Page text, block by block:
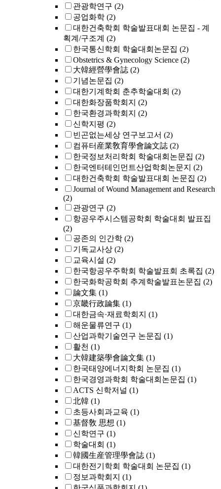
관광학연구 (2)
공업화학 (2)
대한건축학회 학술발표대회 논문집 - 계
획계/구조계 (2)
한국통신학회 학술대회논문집 (2)
Obstetrics & Gynecology Science (2)
大韓經營學會誌 (2)
기념논문집 (2)
대한기계학회 춘추학술대회 (2)
대한화장품학회지 (2)
한국환경과학회지 (2)
신학지평 (2)
빈곤없는세상 연구보고서 (2)
컴퓨터産業敎育學會論文誌 (2)
한국정보처리학회 학술대회논문집 (2)
한국엔터테인먼트산업학회논문지 (2)
대한건축학회 학술발표대회 논문집 (2)
Journal of Wound Management and Research
(2)
관광연구 (2)
항공우주시스템공학회 학술대회 발표집
(2)
공존의 인간학 (2)
기독교사상 (2)
교육시설 (2)
한국항공우주학회 학술발표회 초록집 (2)
한국화학공학회 추계학술발표논문집 (2)
論文集 (1)
京畿行政論集 (1)
대한금속·재료학회지 (1)
해운물류연구 (1)
산업과학기술연구 논문집 (1)
활천 (1)
大韓建築學會論文集 (1)
한국태양에너지학회 논문집 (1)
한국경영과학회 학술대회논문집 (1)
ACTS 신학저널 (1)
北韓 (1)
초등사회과교육 (1)
基督敎 思想 (1)
신학연구 (1)
학술대회 (1)
韓國生産管理學會誌 (1)
대한전기학회 학술대회 논문집 (1)
정보과학회지 (1)